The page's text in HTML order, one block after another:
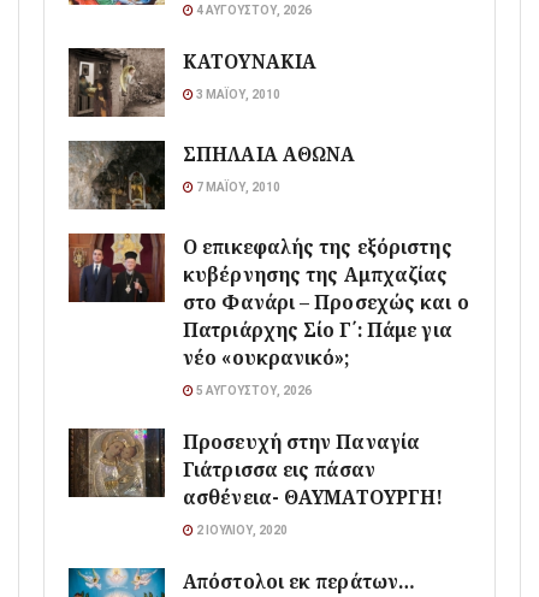
4 ΑΥΓΟΎΣΤΟΥ, 2026
ΚΑΤΟΥΝΑΚΙΑ
3 ΜΑΪ́ΟΥ, 2010
ΣΠΗΛΑΙΑ ΑΘΩΝΑ
7 ΜΑΪ́ΟΥ, 2010
Ο επικεφαλής της εξόριστης
κυβέρνησης της Αμπχαζίας
στο Φανάρι – Προσεχώς και ο
Πατριάρχης Σίο Γ΄: Πάμε για
νέο «ουκρανικό»;
5 ΑΥΓΟΎΣΤΟΥ, 2026
Προσευχή στην Παναγία
Γιάτρισσα εις πάσαν
ασθένεια- ΘΑΥΜΑΤΟΥΡΓΗ!
2 ΙΟΥΛΊΟΥ, 2020
Απόστολοι εκ περάτων…